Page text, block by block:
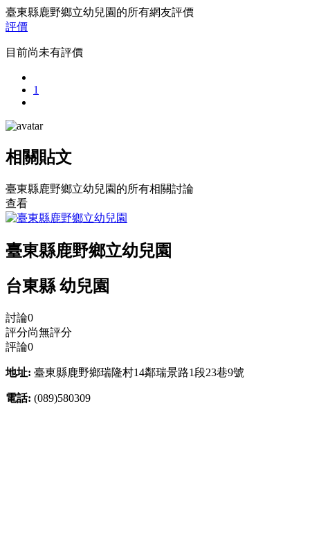
臺東縣鹿野鄉立幼兒園的所有網友評價
評價
目前尚未有評價
1
相關貼文
臺東縣鹿野鄉立幼兒園的所有相關討論
查看
臺東縣鹿野鄉立幼兒園
台東縣 幼兒園
討論0
評分尚無評分
評論0
地址: 臺東縣鹿野鄉瑞隆村14鄰瑞景路1段23巷9號
電話: (089)580309